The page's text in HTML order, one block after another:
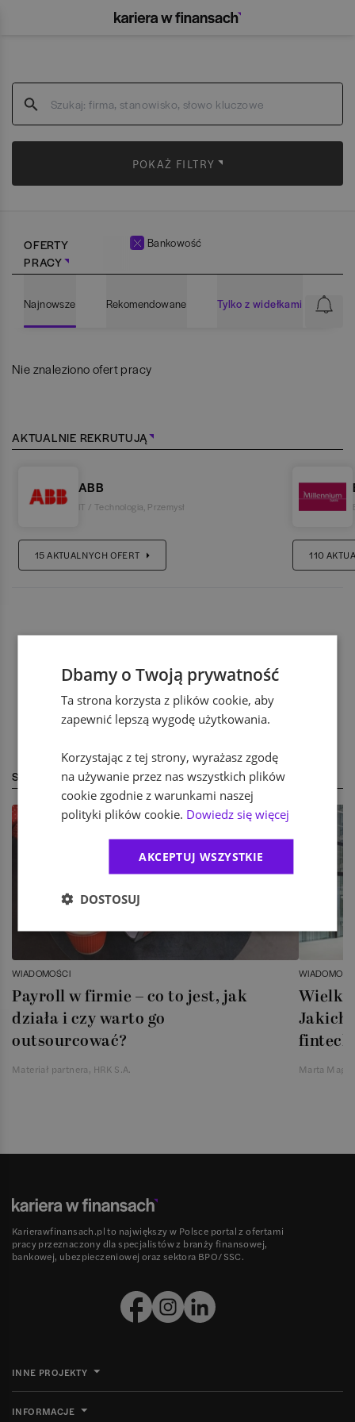
POKAŻ FILTRY
OFERTY
PRACY
Bankowość
Najnowsze Rekomendowane Tylko z widełkami
Nie znaleziono ofert pracy
AKTUALNIE REKRUTUJĄ
ABB
IT / Technologia Przemysł
15AKTUALNYCH OFERT 110
STREFA EKSPERTA
WIADOMOŚCI
Payroll w firmie – co to jest, jak
działa i czy warto go
outsourcować?
Materiał partnera, HRK S.A.
Jakich
Marta
Karierawfinansach.pl to największy w Polsce portal z ofertami
pracy przeznaczony dla specjalistów z branży finansowej,
bankowej, ubezpieczeniowej oraz sektora BPO/SSC.
INNE PROJEKTY
INFORMACJE
Dbamy o Twoją prywatność
Ta strona korzysta z plików cookie, aby
zapewnić lepszą wygodę użytkowania.
Korzystając z tej strony, wyrażasz zgodę
na używanie przez nas wszystkich plików
cookie zgodnie z warunkami naszej
polityki plików cookie. Dowiedz się więcej
AKCEPTUJ WSZYSTKIE
DOSTOSUJ